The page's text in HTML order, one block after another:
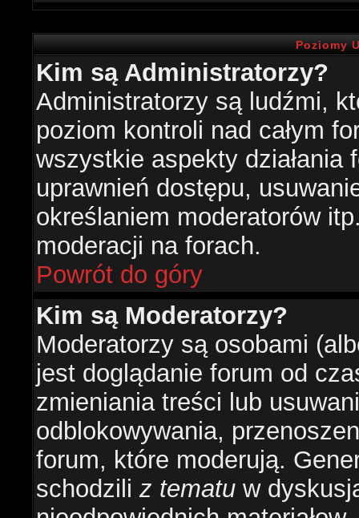
Poziomy
Kim są Administratorzy?
Administratorzy są ludźmi,
poziom kontroli nad całym
wszystkie aspekty działania
uprawnień dostępu,
określaniem moderatorów
moderacji na forach.
Powrót do góry
Kim są Moderatorzy?
Moderatorzy są osobami
jest doglądanie forum od
zmieniania treści lub
odblokowywania,
forum, które moderują.
schodzili z tematu w